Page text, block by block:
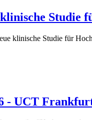
Studie
klinische Studie für
- UCT